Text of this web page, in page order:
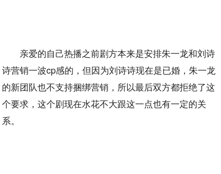
亲爱的自己热播之前剧方本来是安排朱一龙和刘诗
诗营销一波cp感的，但因为刘诗诗现在是已婚，朱一龙
的新团队也不支持捆绑营销，所以最后双方都拒绝了这
个要求，这个剧现在水花不大跟这一点也有一定的关
系。